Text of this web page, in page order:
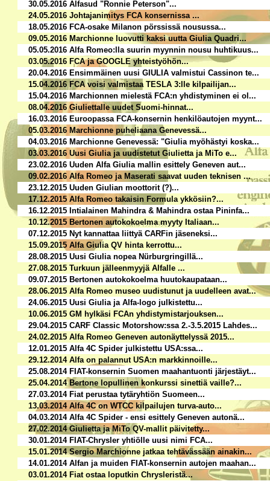
30.05.2016 Alfasud "Ronnie Peterson"...
24.05.2016 Johtajanimitys FCA konsernissa ...
18.05.2016 FCA-osake Milanon pörssissä nousussa...
09.05.2016 Marchionne luovutti kaksi uutta Giulia Quadri...
05.05.2016 Alfa Romeo:lla suurin myynnin nousu huhtikuus...
03.05.2016 FCA ja GOOGLE yhteistyöhön...
20.04.2016 Ensimmäinen uusi GIULIA valmistui Cassinon te...
15.04.2016 FCA voisi valmistaa TESLA 3:lle kilpailijan...
15.04.2016 Marchionnen mielestä FCA:n yhdistyminen ei ol...
08.04.2016 Giuliettalle uudet Suomi-hinnat...
16.03.2016 Euroopassa FCA-konsernin henkilöautojen myynt...
05.03.2016 Marchionne puheliaana Genevessä...
04.03.2016 Marchionne Genevessä: "Giulia myöhästyi koska...
03.03.2016 Uusi Giulia ja uudistetut Giulietta ja MiTo e...
23.02.2016 Uuden Alfa Giulia mallin esittely Geneven aut...
09.02.2016 Alfa Romeo ja Maserati saavat uuden teknisen ...
23.12.2015 Uuden Giulian moottorit (?)...
17.12.2015 Alfa Romeo takaisin Formula ykkösiin?...
16.12.2015 Intialainen Mahindra & Mahindra ostaa Pininfa...
10.12.2015 Bertonen autokokoelma myyty Italiaan...
07.12.2015 Nyt kannattaa liittyä CARFin jäseneksi...
15.09.2015 Alfa Giulia QV hinta kerrottu...
28.08.2015 Uusi Giulia nopea Nürburgringillä...
27.08.2015 Turkuun jälleenmyyjä Alfalle ...
09.07.2015 Bertonen autokokoelma huutokaupataan...
28.06.2015 Alfa Romeo museo uudistunut ja uudelleen avat...
24.06.2015 Uusi Giulia ja Alfa-logo julkistettu...
10.06.2015 GM hylkäsi FCAn yhdistymistarjouksen...
29.04.2015 CARF Classic Motorshow:ssa 2.-3.5.2015 Lahdes...
24.02.2015 Alfa Romeo Geneven autonäyttelyssä 2015...
12.01.2015 Alfa 4C Spider julkistettu USA:ssa...
29.12.2014 Alfa on palannut USA:n markkinnoille...
25.08.2014 FIAT-konsernin Suomen maahantuonti järjestäyt...
25.04.2014 Bertone lopullinen konkurssi sinettiä vaille?...
27.03.2014 Fiat perustaa tytäryhtiön Suomeen...
13.03.2014 Alfa 4C on WTCC kilpailujen turva-auto...
04.03.2014 Alfa 4C Spider - ensi esittely Geneven autonä...
27.02.2014 Giulietta ja MiTo QV-mallit päivitetty...
30.01.2014 FIAT-Chrysler yhtiölle uusi nimi FCA...
15.01.2014 Sergio Marchionne jatkaa tehtävässään ainakin...
14.01.2014 Alfan ja muiden FIAT-konsernin autojen maahan...
03.01.2014 Fiat ostaa loputkin Chrysleristä...